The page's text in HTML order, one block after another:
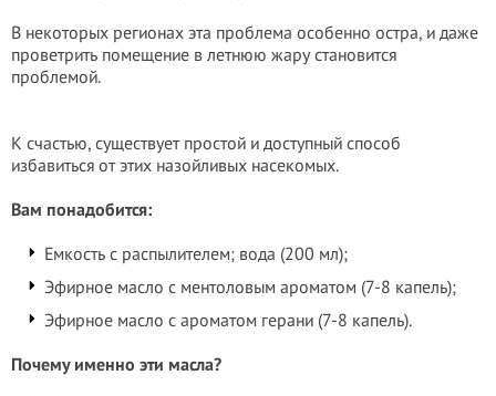
В некоторых регионах эта проблема особенно остра, и даже
проветрить помещение в летнюю жару становится
проблемой.
К счастью, существует простой и доступный способ
избавиться от этих назойливых насекомых.
Вам понадобится:
Емкость с распылителем; вода (200 мл);
Эфирное масло с ментоловым ароматом (7-8 капель);
Эфирное масло с ароматом герани (7-8 капель).
Почему именно эти масла?